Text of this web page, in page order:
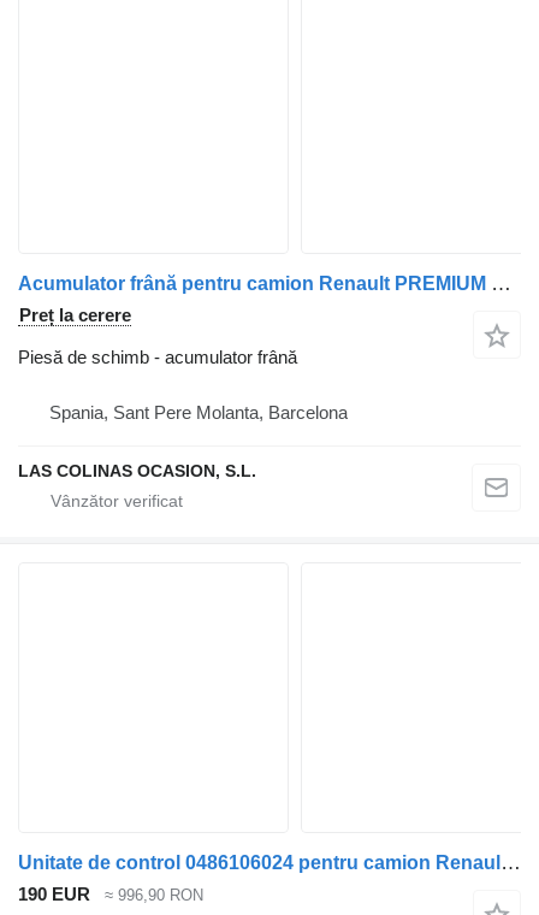
Acumulator frână pentru camion Renault PREMIUM 420
Preț la cerere
Piesă de schimb - acumulator frână
Spania, Sant Pere Molanta, Barcelona
LAS COLINAS OCASION, S.L.
Unitate de control 0486106024 pentru camion Renault PREMIUM 420
190 EUR ≈ 996,90 RON